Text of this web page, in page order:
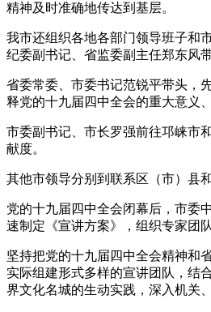
精神及时准确地传达到基层。
我市还组织各地各部门领导班子和
纪委副书记、省监委副主任郑东风
省委常委、市委书记范锐平带头，
释党的十九届四中全会的重大意义
市委副书记、市长罗强前往邛崃市
献度。
其他市领导分别到联系区（市）县
党的十九届四中全会闭幕后，市委
速制定《宣讲方案》，组织专家团
坚持把党的十九届四中全会精神和
实际组建形式多样的宣讲团队，结
界文化名城的生动实践，深入机关